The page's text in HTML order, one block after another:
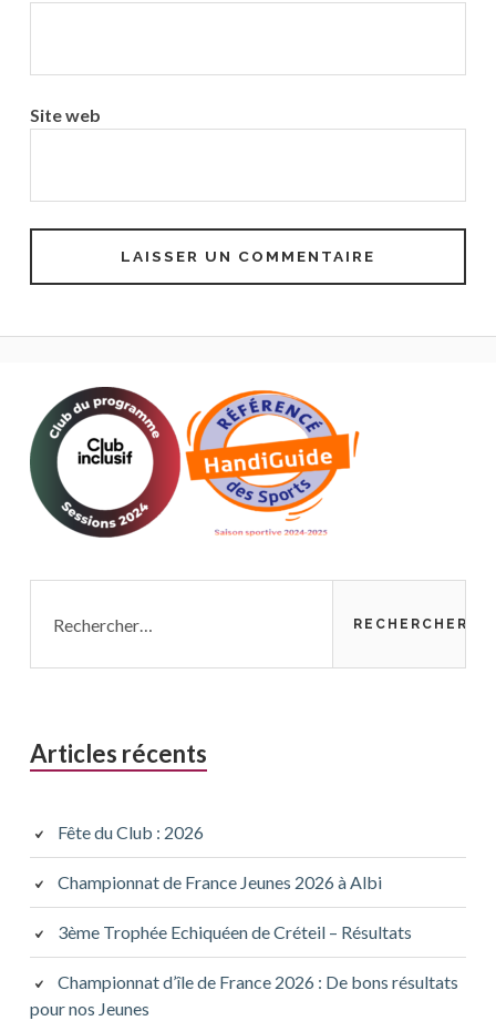
Site web
Articles récents
Fête du Club : 2026
Championnat de France Jeunes 2026 à Albi
3ème Trophée Echiquéen de Créteil – Résultats
Championnat d’île de France 2026 : De bons résultats
pour nos Jeunes